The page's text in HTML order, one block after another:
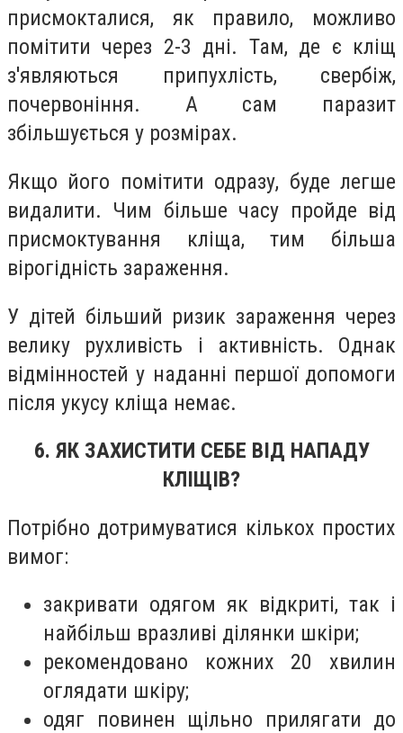
присмокталися, як правило, можливо
помітити через 2-3 дні. Там, де є кліщ
з'являються припухлість, свербіж,
почервоніння. А сам паразит
збільшується у розмірах.
Якщо його помітити одразу, буде легше
видалити. Чим більше часу пройде від
присмоктування кліща, тим більша
вірогідність зараження.
У дітей більший ризик зараження через
велику рухливість і активність. Однак
відмінностей у наданні першої допомоги
після укусу кліща немає.
6. ЯК ЗАХИСТИТИ СЕБЕ ВІД НАПАДУ
КЛІЩІВ?
Потрібно дотримуватися кількох простих
вимог:
закривати одягом як відкриті, так і
найбільш вразливі ділянки шкіри;
рекомендовано кожних 20 хвилин
оглядати шкіру;
одяг повинен щільно прилягати до